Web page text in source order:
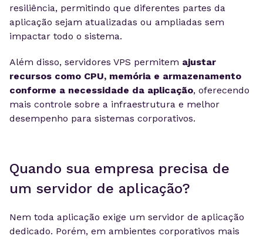
resiliência, permitindo que diferentes partes da
aplicação sejam atualizadas ou ampliadas sem
impactar todo o sistema.
Além disso, servidores VPS permitem ajustar
recursos como CPU, memória e armazenamento
conforme a necessidade da aplicação, oferecendo
mais controle sobre a infraestrutura e melhor
desempenho para sistemas corporativos.
Quando sua empresa precisa de
um servidor de aplicação?
Nem toda aplicação exige um servidor de aplicação
dedicado. Porém, em ambientes corporativos mais